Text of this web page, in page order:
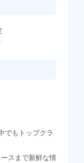
でもトップクラ
スまで新鮮な情